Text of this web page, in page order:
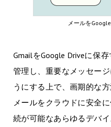
メールを
GmailをGoogle Driveに保
管理し、重要なメッセー
うにする上で、画期的な
メールをクラウドに安全
続が可能なあらゆるデバ